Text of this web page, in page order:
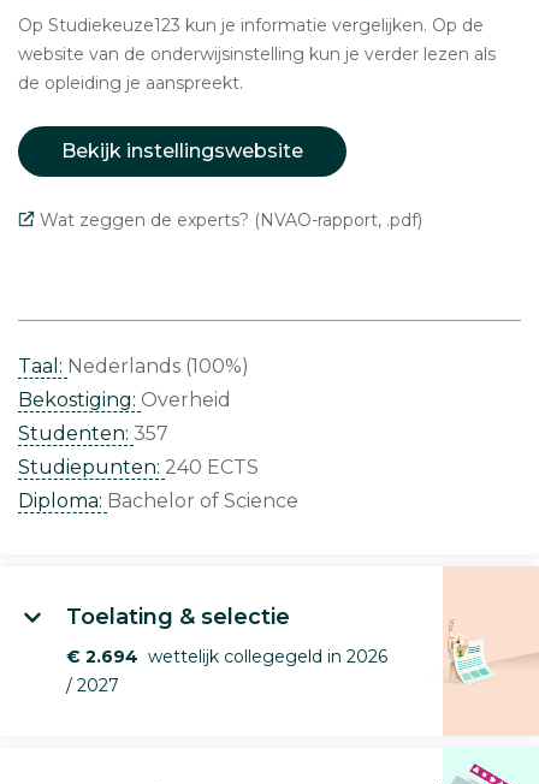
Op Studiekeuze123 kun je informatie vergelijken. Op de
website van de onderwijsinstelling kun je verder lezen als
de opleiding je aanspreekt.
Bekijk instellingswebsite
Wat zeggen de experts? (NVAO-rapport, .pdf)
Taal: Nederlands (100%)
Bekostiging: Overheid
Studenten: 357
Studiepunten: 240 ECTS
Diploma: Bachelor of Science
Toelating & selectie
€ 2.694 wettelijk collegegeld in 2026
/ 2027